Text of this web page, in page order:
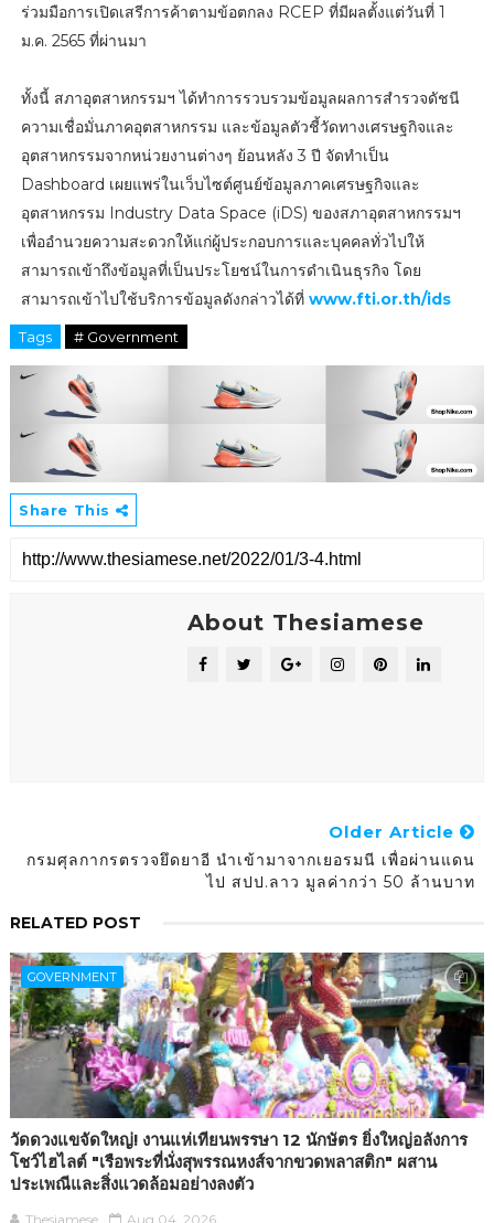
ร่วมมือการเปิดเสรีการค้าตามข้อตกลง RCEP ที่มีผลตั้งแต่วันที่ 1
ม.ค. 2565 ที่ผ่านมา
ทั้งนี้ สภาอุตสาหกรรมฯ ได้ทำการรวบรวมข้อมูลผลการสำรวจดัชนี
ความเชื่อมั่นภาคอุตสาหกรรม และข้อมูลตัวชี้วัดทางเศรษฐกิจและ
อุตสาหกรรมจากหน่วยงานต่างๆ ย้อนหลัง 3 ปี จัดทำเป็น
Dashboard เผยแพร่ในเว็บไซต์ศูนย์ข้อมูลภาคเศรษฐกิจและ
อุตสาหกรรม Industry Data Space (iDS) ของสภาอุตสาหกรรมฯ
เพื่ออำนวยความสะดวกให้แก่ผู้ประกอบการและบุคคลทั่วไปให้
สามารถเข้าถึงข้อมูลที่เป็นประโยชน์ในการดำเนินธุรกิจ โดย
สามารถเข้าไปใช้บริการข้อมูลดังกล่าวได้ที่ www.fti.or.th/ids
Tags # Government
Share This
About Thesiamese
Older Article
กรมศุลกากรตรวจยึดยาอี นำเข้ามาจากเยอรมนี เพื่อผ่านแดน
ไป สปป.ลาว มูลค่ากว่า 50 ล้านบาท
RELATED POST
GOVERNMENT
วัดดวงแขจัดใหญ่! งานแห่เทียนพรรษา 12 นักษัตร ยิ่งใหญ่อลังการ
โชว์ไฮไลต์ "เรือพระที่นั่งสุพรรณหงส์จากขวดพลาสติก" ผสาน
ประเพณีและสิ่งแวดล้อมอย่างลงตัว
Thesiamese Aug 04, 2026